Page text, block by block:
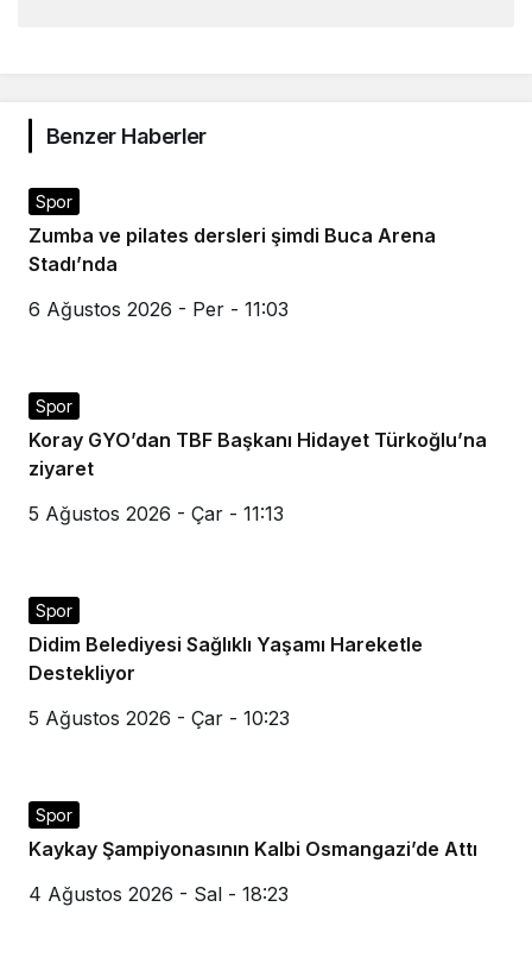
Benzer Haberler
Spor
Zumba ve pilates dersleri şimdi Buca Arena
Stadı’nda
6 Ağustos 2026 - Per - 11:03
Spor
Koray GYO’dan TBF Başkanı Hidayet Türkoğlu’na
ziyaret
5 Ağustos 2026 - Çar - 11:13
Spor
Didim Belediyesi Sağlıklı Yaşamı Hareketle
Destekliyor
5 Ağustos 2026 - Çar - 10:23
Spor
Kaykay Şampiyonasının Kalbi Osmangazi’de Attı
4 Ağustos 2026 - Sal - 18:23